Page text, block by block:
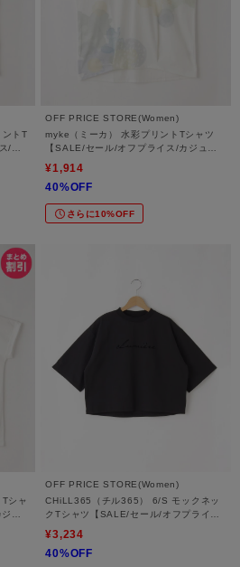
トT
/カ
OFF PRICE STORE(Women)
myke（ミーカ） 水彩プリントTシャツ
【SALE/セール/オフプライス/カジュア
¥1,914
40%OFF
さらに10%OFF
シャ
ュ
OFF PRICE STORE(Women)
CHiLL365（チル365） 6/S モックネッ
クTシャツ【SALE/セール/オフプライス/
カジュアル/デイリー/トレンド/ゆった
り】
¥3,234
40%OFF